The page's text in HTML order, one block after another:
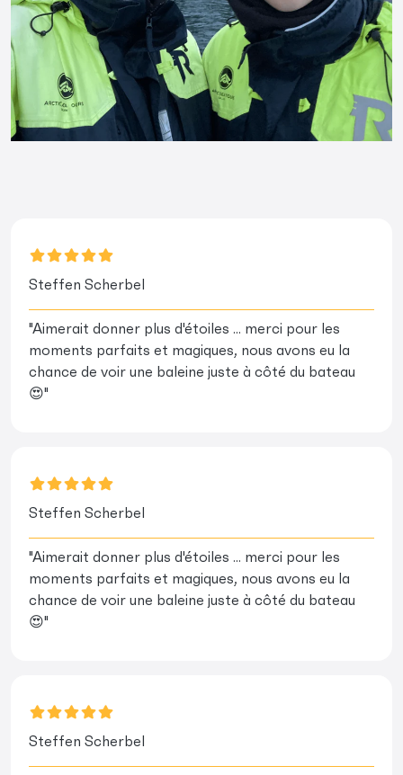
Steffen Scherbel
"Aimerait donner plus d'étoiles ... merci pour les
moments parfaits et magiques, nous avons eu la
chance de voir une baleine juste à côté du bateau
😍"
Steffen Scherbel
"Aimerait donner plus d'étoiles ... merci pour les
moments parfaits et magiques, nous avons eu la
chance de voir une baleine juste à côté du bateau
😍"
Steffen Scherbel